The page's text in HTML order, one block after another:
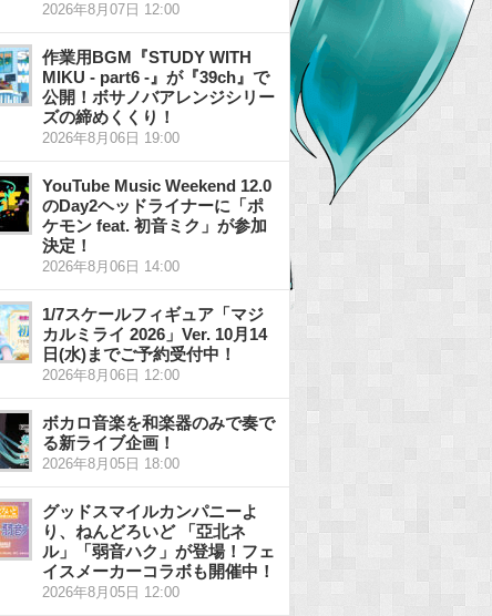
2026年8月07日 12:00
作業用BGM『STUDY WITH
MIKU - part6 -』が『39ch』で
公開！ボサノバアレンジシリー
ズの締めくくり！
2026年8月06日 19:00
YouTube Music Weekend 12.0
のDay2ヘッドライナーに「ポ
ケモン feat. 初音ミク」が参加
決定！
2026年8月06日 14:00
1/7スケールフィギュア「マジ
カルミライ 2026」Ver. 10月14
日(水)までご予約受付中！
2026年8月06日 12:00
ボカロ音楽を和楽器のみで奏で
る新ライブ企画！
2026年8月05日 18:00
グッドスマイルカンパニーよ
り、ねんどろいど 「亞北ネ
ル」「弱音ハク」が登場！フェ
イスメーカーコラボも開催中！
2026年8月05日 12:00